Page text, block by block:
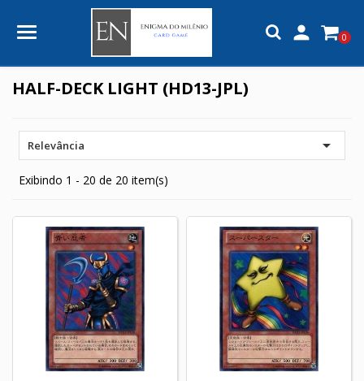
 0
HALF-DECK LIGHT (HD13-JPL)
Relevância 
Exibindo 1 - 20 de 20 item(s)